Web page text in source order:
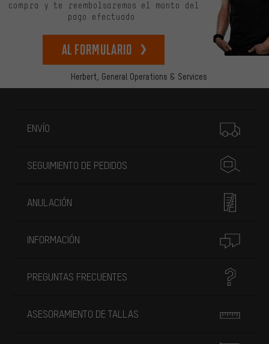
Herbert, General Operations & Services
compra y te reembolsaremos el monto del
pago efectuado.
Al formulario
ENVÍO
SEGUIMIENTO DE PEDIDOS
ANULACIÓN
INFORMACIÓN
PREGUNTAS FRECUENTES
ASESORAMIENTO DE TALLAS